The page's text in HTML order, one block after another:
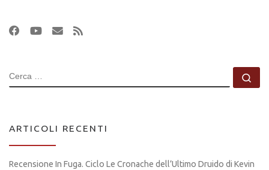
CERCA
ARTICOLI RECENTI
Recensione In Fuga. Ciclo Le Cronache dell’Ultimo Druido di Kevin